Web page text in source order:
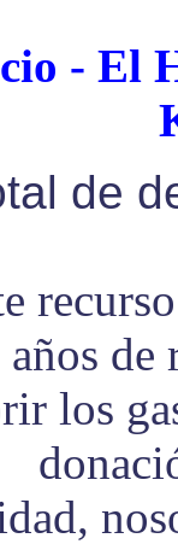
- El
de
años
los